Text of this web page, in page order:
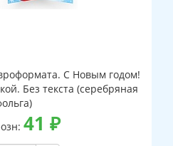
С Новым годом!
Без текста (серебряная
41 ₽